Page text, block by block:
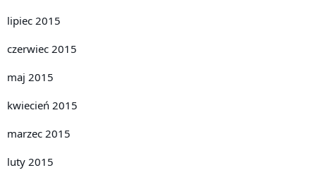
lipiec 2015
czerwiec 2015
maj 2015
kwiecień 2015
marzec 2015
luty 2015